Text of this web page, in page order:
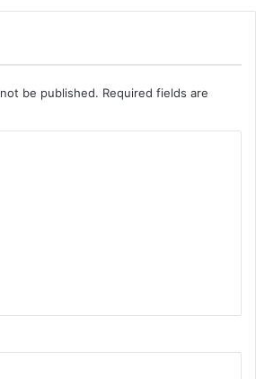
be published. Required fields are